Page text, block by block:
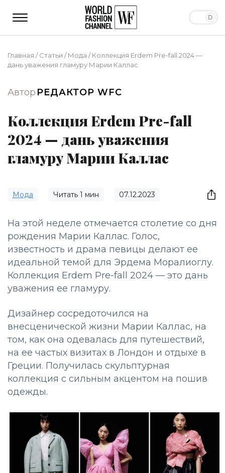
Главная /Статьи /Мода /Коллекция Erdem Pre-fall 2024 —
дань уважения гламуру Марии Каллас
Автор РЕДАКТОР WFC
Коллекция Erdem Pre-fall
2024 — дань уважения
гламуру Марии Каллас
Мода Читать 1 мин 07.12.2023
На этой неделе отмечается столетие со дня
рождения Марии Каллас. Голос,
известность и драма певицы делают ее
идеальной темой для Эрдема Моралиоглу.
Коллекция Erdem Pre-fall 2024 — это дань
уважения ее гламуру.
Дизайнер сосредоточился на
внесценической жизни Марии Каллас, на
том, как она одевалась для путешествий,
на ее частых визитах в Лондон и отдыхе в
Греции. Получилась скульптурная
коллекция с сильным акцентом на пошив
одежды.